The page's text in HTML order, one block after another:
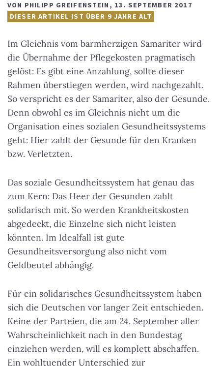
VON PHILIPP GREIFENSTEIN , 13. SEPTEMBER 2017
DIESER ARTIKEL IST ÜBER 9 JAHRE ALT
Im Gleichnis vom barmherzigen Samariter wird
die Übernahme der Pflegekosten pragmatisch
gelöst: Es gibt eine Anzahlung, sollte dieser
Rahmen überstiegen werden, wird nachgezahlt.
So verspricht es der Samariter, also der Gesunde.
Denn obwohl es im Gleichnis nicht um die
Organisation eines sozialen Gesundheitssystems
geht: Hier zahlt der Gesunde für den Kranken
bzw. Verletzten.
Das soziale Gesundheitssystem hat genau das
zum Kern: Das Heer der Gesunden zahlt
solidarisch mit. So werden Krankheitskosten
abgedeckt, die Einzelne sich nicht leisten
könnten. Im Idealfall ist gute
Gesundheitsversorgung also nicht vom
Geldbeutel abhängig.
Für ein solidarisches Gesundheitssystem haben
sich die Deutschen vor langer Zeit entschieden.
Keine der Parteien, die am 24. September aller
Wahrscheinlichkeit nach in den Bundestag
einziehen werden, will es komplett abschaffen.
Ein wohltuender Unterschied zur